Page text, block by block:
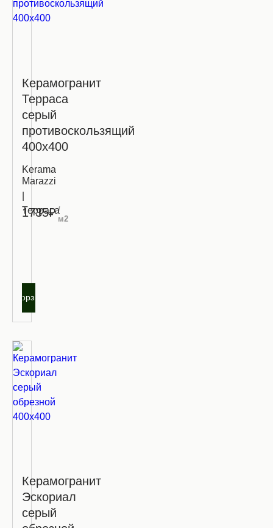
Керамогранит
Терраса
серый
противоскользящий
400х400
Kerama
Marazzi
Терраса
1735₽ /
м2
В корзину
Керамогранит
Эскориал
серый